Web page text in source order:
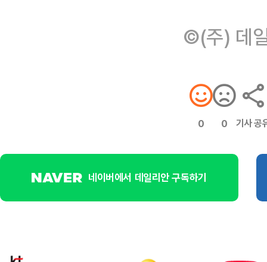
©(주) 데
0 0 기사 공
네이버에서 데일리안 구독하기